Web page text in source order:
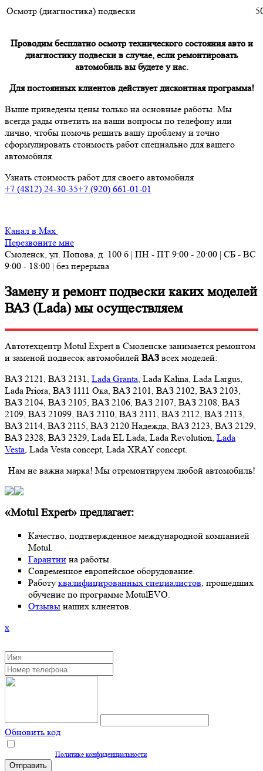
Осмотр (диагностика) подвески
Проводим бесплатно осмотр технического состояния авто и
диагностику подвески в случае, если ремонтировать
автомобиль вы будете у нас.
Для постоянных клиентов действует дисконтная программа!
Выше приведены цены только на основные работы. Мы
всегда рады ответить на ваши вопросы по телефону или
лично, чтобы помочь решить вашу проблему и точно
сформулировать стоимость работ специально для вашего
автомобиля.
Узнать стоимость работ для своего автомобиля
+7 (4812) 24-30-35+7 (920) 661-01-01
Канал в Max
Перезвоните мне
Смоленск, ул. Попова, д. 100 б | ПН - ПТ 9:00 - 20:00 | СБ - ВС
9:00 - 18:00 | без перерыва
Замену и ремонт подвески каких моделей
ВАЗ (Lada) мы осуществляем
Автотехцентр Motul Expert в Смоленске занимается ремонтом
и заменой подвесок автомобилей ВАЗ всех моделей:
ВАЗ 2121, ВАЗ 2131, Lada Granta, Lada Kalina, Lada Largus,
Lada Priora, ВАЗ 1111 Ока, ВАЗ 2101, ВАЗ 2102, ВАЗ 2103,
ВАЗ 2104, ВАЗ 2105, ВАЗ 2106, ВАЗ 2107, ВАЗ 2108, ВАЗ
2109, ВАЗ 21099, ВАЗ 2110, ВАЗ 2111, ВАЗ 2112, ВАЗ 2113,
ВАЗ 2114, ВАЗ 2115, ВАЗ 2120 Надежда, ВАЗ 2123, ВАЗ 2129,
ВАЗ 2328, ВАЗ 2329, Lada EL Lada, Lada Revolution, Lada
Vesta, Lada Vesta concept, Lada XRAY concept.
Нам не важна марка! Мы отремонтируем любой автомобиль!
«Motul Expert» предлагает:
Качество, подтвержденное международной компанией
Motul.
Гарантии на работы.
Современное европейское оборудование.
Работу квалифицированных специалистов, прошедших
обучение по программе MotulEVO.
Отзывы наших клиентов.
x
Обновить код
Политике конфиденциальности